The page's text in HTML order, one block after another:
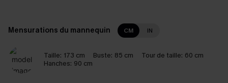
Mensurations du mannequin CM IN
Taille: 173 cm Buste: 85 cm Tour de taille: 60 cm
Hanches: 90 cm